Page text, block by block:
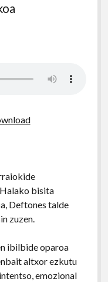
bisita
Deftones talde
zuzen.
ibilbide oparoa
altxor ezkutu
emozional